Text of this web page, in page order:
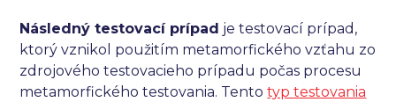
Interview otázky na pohovor
Slovník
Následný testovací prípad je testovací prípad,
ktorý vznikol použitím metamorfického vzťahu zo
zdrojového testovacieho prípadu počas procesu
metamorfického testovania. Tentotyp testovania